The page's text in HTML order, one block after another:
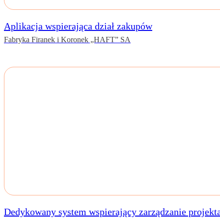
Aplikacja wspierająca dział zakupów
Fabryka Firanek i Koronek „HAFT” SA
Dedykowany system wspierający zarządzanie